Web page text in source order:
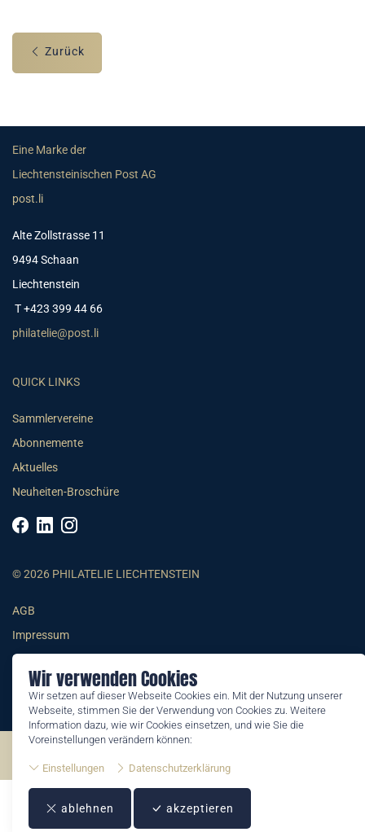
Wir verwenden Cookies
Wir setzen auf dieser Webseite Cookies ein. Mit der Nutzung unserer
Webseite, stimmen Sie der Verwendung von Cookies zu. Weitere
Information dazu, wie wir Cookies einsetzen, und wie Sie die
Voreinstellungen verändern können:
Einstellungen Datenschutzerklärung
ablehnen akzeptieren
Zurück
Eine Marke der
Liechtensteinischen Post AG
post.li
Alte Zollstrasse 11
9494 Schaan
Liechtenstein
T +423 399 44 66
philatelie@post.li
QUICK LINKS
Sammlervereine
Abonnemente
Aktuelles
Neuheiten-Broschüre
© 2026 PHILATELIE LIECHTENSTEIN
AGB
Impressum
Datenschutzerklärung